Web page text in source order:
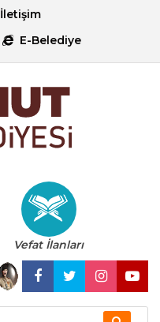
İletişim
E-Belediye
Vefat İlanları